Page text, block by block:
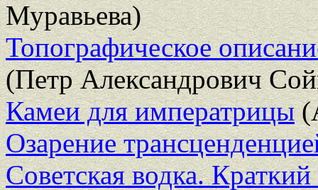
Муравьева)
Топографическое
(Петр Александрович
Камеи для императрицы
Озарение
Советская водка. Краткий